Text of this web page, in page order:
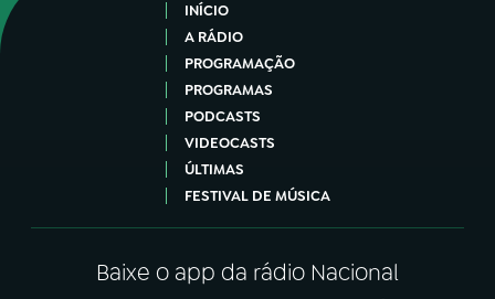
INÍCIO
A RÁDIO
PROGRAMAÇÃO
PROGRAMAS
PODCASTS
VIDEOCASTS
ÚLTIMAS
FESTIVAL DE MÚSICA
Baixe o app da rádio Nacional